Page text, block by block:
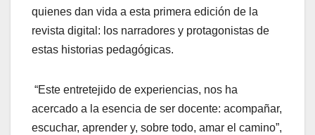
quienes dan vida a esta primera edición de la
revista digital: los narradores y protagonistas de
estas historias pedagógicas.
“Este entretejido de experiencias, nos ha
acercado a la esencia de ser docente: acompañar,
escuchar, aprender y, sobre todo, amar el camino”,